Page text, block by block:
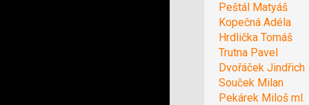
Peštál Matyáš
Kopečná Adéla
Hrdlička Tomáš
Trutna Pavel
Dvořáček Jindřich
Souček Milan
Pekárek Miloš ml.